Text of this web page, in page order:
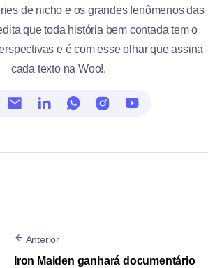
de nicho e os grandes fenômenos das
que toda história bem contada tem o
e é com esse olhar que assina
cada texto na Woo!.
Anterior
Iron Maiden ganhará documentário